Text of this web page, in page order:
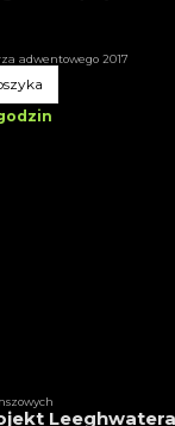
adwentowego 2017
Leeghwatera